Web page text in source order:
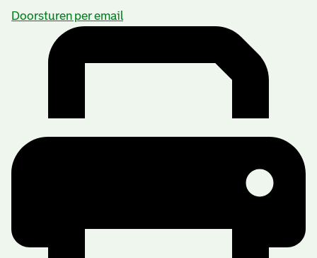
Doorsturen per email